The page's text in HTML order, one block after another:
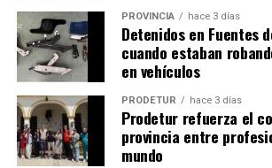
PROVINCIA hace 3 días
Detenidos en Fuentes
cuando estaban
en vehículos
PRODETUR hace 3 días
Prodetur refuerza el
provincia entre
mundo